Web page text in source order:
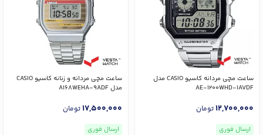
ساعت مچی مردانه کاسیو CASIO مدل
AE-1200WHD-1AVDF
12,700,000تومان
ارسال فوری
ساعت مچی مردانه و زنانه کاسیو CASIO
مدل A168WEHA-9ADF
17,500,000تومان
ارسال فوری